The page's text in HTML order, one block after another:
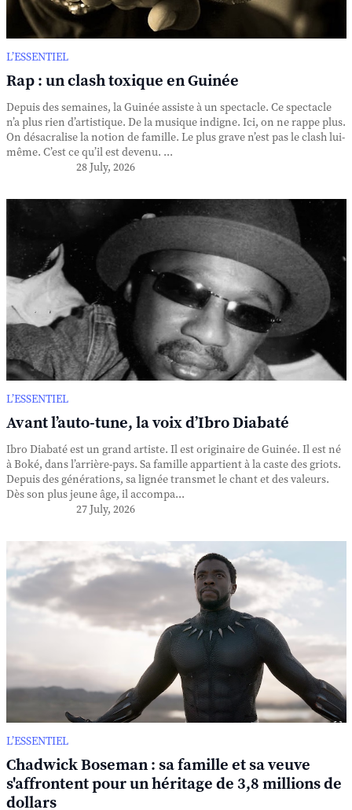
L’ESSENTIEL
Rap : un clash toxique en Guinée
Depuis des semaines, la Guinée assiste à un spectacle. Ce spectacle
n’a plus rien d’artistique. De la musique indigne. Ici, on ne rappe plus.
On désacralise la notion de famille. Le plus grave n’est pas le clash lui-
même. C’est ce qu’il est devenu. ...
28 July, 2026
L’ESSENTIEL
Avant l’auto-tune, la voix d’Ibro Diabaté
Ibro Diabaté est un grand artiste. Il est originaire de Guinée. Il est né
à Boké, dans l’arrière-pays. Sa famille appartient à la caste des griots.
Depuis des générations, sa lignée transmet le chant et des valeurs.
Dès son plus jeune âge, il accompa...
27 July, 2026
L’ESSENTIEL
Chadwick Boseman : sa famille et sa veuve
s'affrontent pour un héritage de 3,8 millions de
dollars